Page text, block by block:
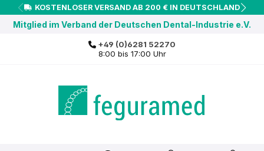
springen
KOSTENLOSER VERSAND AB 200 € IN DEUTSCHLAND
Mitglied im Verband der Deutschen Dental-Industrie e.V.
+49 (0)6281 52270
8:00 bis 17:00 Uhr